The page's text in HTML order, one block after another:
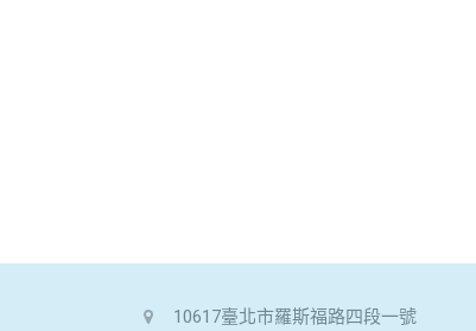
10617臺北市羅斯福路四段一號